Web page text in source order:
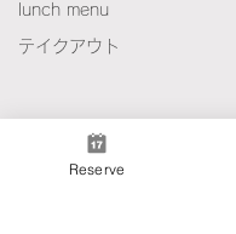
lunch menu
テイクアウト
Reserve